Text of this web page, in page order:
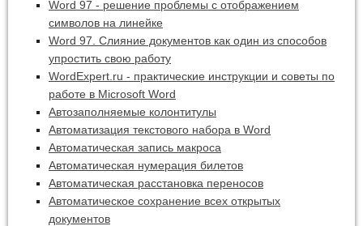
Word 97 - решение проблемы с отображением
символов на линейке
Word 97. Слияние документов как один из способов
упростить свою работу
WordExpert.ru - практические инструкции и советы по
работе в Microsoft Word
Автозаполняемые колонтитулы
Автоматизация текстового набора в Word
Автоматическая запись макроса
Автоматическая нумерация билетов
Автоматическая расстановка переносов
Автоматическое сохранение всех открытых
документов